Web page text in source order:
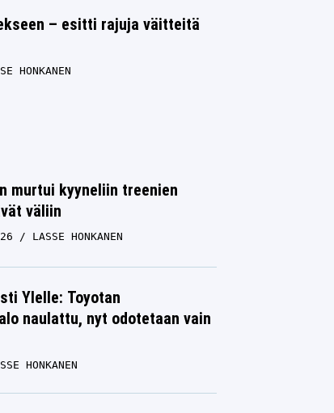
– esitti rajuja väitteitä
HONKANEN
murtui kyyneliin treenien
väliin
LASSE HONKANEN
Ylelle: Toyotan
naulattu, nyt odotetaan vain
HONKANEN